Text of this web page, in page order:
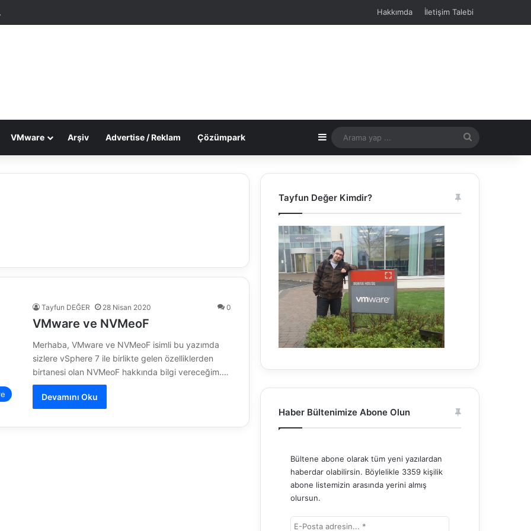
Makale Hakkımda İletişim Talebi
VMware Arşiv Advertise / Reklam Çözümpark Kenar Bölmesi
yap
Tayfun DEĞER 28 Nisan 2020 0
VMware ve NVMeoF
Merhaba, VMware ve NVMeoF isimli bu yazımda
sizlere vSphere 7 ile birlikte gelen özelliklerden
birtanesi olan NVMeoF hakkında bilgi vereceğim.…
Devamını Oku
Tayfun Değer Kimdir?
Haber Bültenimize Abone Olun
Bültene abone olarak tüm yeni yazılardan
haberdar olabilirsin. Böylelikle 3359 kişilik
abone listemizin arasında yerini almış
olursun.